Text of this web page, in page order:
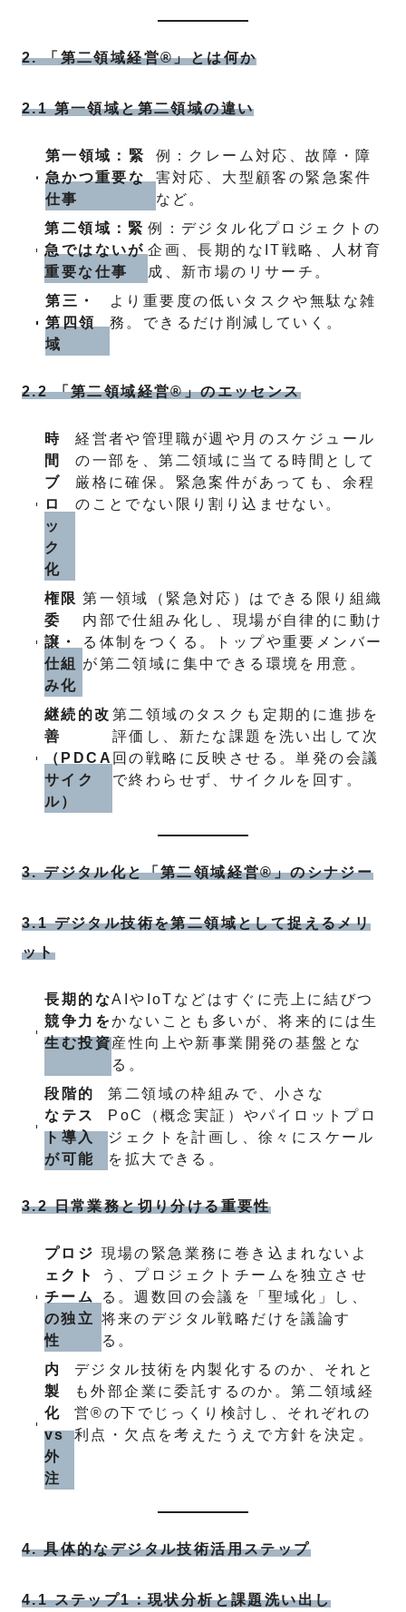
2. 「第二領域経営®」とは何か
2.1 第一領域と第二領域の違い
第一領域：緊
急かつ重要な
仕事
例：クレーム対応、故障・障
害対応、大型顧客の緊急案件
など。
第二領域：緊
急ではないが
重要な仕事
例：デジタル化プロジェクトの
企画、長期的なIT戦略、人材育
成、新市場のリサーチ。
第三・
第四領
域
より重要度の低いタスクや無駄な雑
務。できるだけ削減していく。
2.2 「第二領域経営®」のエッセンス
時
間
ブ
ロ
ッ
ク
化
経営者や管理職が週や月のスケジュール
の一部を、第二領域に当てる時間として
厳格に確保。緊急案件があっても、余程
のことでない限り割り込ませない。
権限
委
譲・
仕組
み化
第一領域（緊急対応）はできる限り組織
内部で仕組み化し、現場が自律的に動け
る体制をつくる。トップや重要メンバー
が第二領域に集中できる環境を用意。
継続的改
善
（PDCA
サイク
ル）
第二領域のタスクも定期的に進捗を
評価し、新たな課題を洗い出して次
回の戦略に反映させる。単発の会議
で終わらせず、サイクルを回す。
3. デジタル化と「第二領域経営®」のシナジー
3.1 デジタル技術を第二領域として捉えるメリ
ット
長期的な
競争力を
生む投資
AIやIoTなどはすぐに売上に結びつ
かないことも多いが、将来的には生
産性向上や新事業開発の基盤とな
る。
段階的
なテス
ト導入
が可能
第二領域の枠組みで、小さな
PoC（概念実証）やパイロットプロ
ジェクトを計画し、徐々にスケール
を拡大できる。
3.2 日常業務と切り分ける重要性
プロジ
ェクト
チーム
の独立
性
現場の緊急業務に巻き込まれないよ
う、プロジェクトチームを独立させ
る。週数回の会議を「聖域化」し、
将来のデジタル戦略だけを議論す
る。
内
製
化
vs
外
注
デジタル技術を内製化するのか、それと
も外部企業に委託するのか。第二領域経
営®の下でじっくり検討し、それぞれの
利点・欠点を考えたうえで方針を決定。
4. 具体的なデジタル技術活用ステップ
4.1 ステップ1：現状分析と課題洗い出し